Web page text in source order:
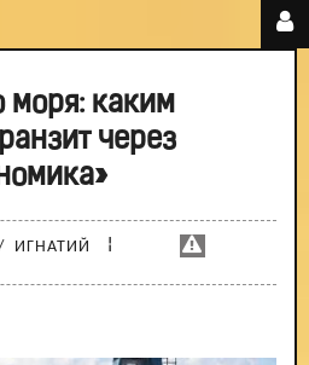
моря: каким
через
ИГНАТИЙ ¦